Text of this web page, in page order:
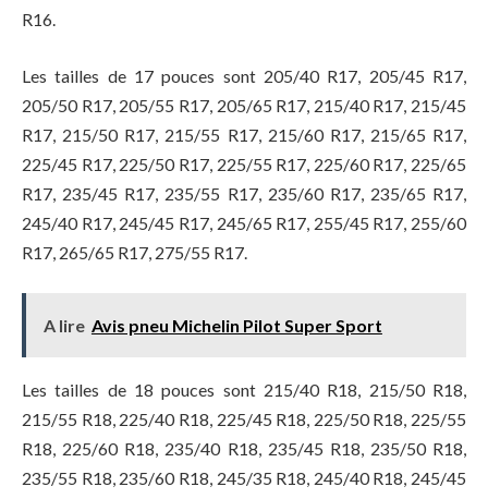
R16.
Les tailles de 17 pouces sont 205/40 R17, 205/45 R17,
205/50 R17, 205/55 R17, 205/65 R17, 215/40 R17, 215/45
R17, 215/50 R17, 215/55 R17, 215/60 R17, 215/65 R17,
225/45 R17, 225/50 R17, 225/55 R17, 225/60 R17, 225/65
R17, 235/45 R17, 235/55 R17, 235/60 R17, 235/65 R17,
245/40 R17, 245/45 R17, 245/65 R17, 255/45 R17, 255/60
R17, 265/65 R17, 275/55 R17.
A lire Avis pneu Michelin Pilot Super Sport
Les tailles de 18 pouces sont 215/40 R18, 215/50 R18,
215/55 R18, 225/40 R18, 225/45 R18, 225/50 R18, 225/55
R18, 225/60 R18, 235/40 R18, 235/45 R18, 235/50 R18,
235/55 R18, 235/60 R18, 245/35 R18, 245/40 R18, 245/45